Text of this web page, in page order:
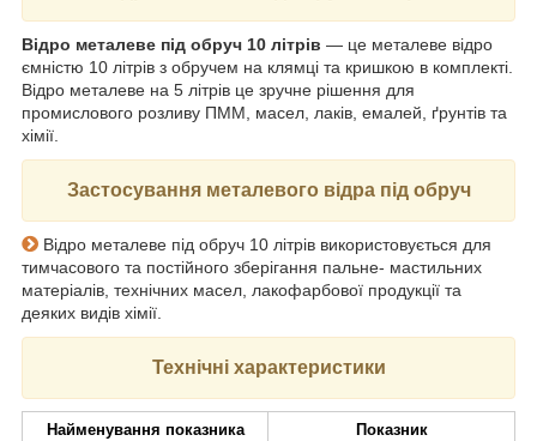
Відро металеве під обруч 10 літрів — це металеве відро
ємністю 10 літрів з обручем на клямці та кришкою в комплекті.
Відро металеве на 5 літрів це зручне рішення для
промислового розливу ПММ, масел, лаків, емалей, ґрунтів та
хімії.
Застосування металевого відра під обруч
Відро металеве під обруч 10 літрів використовується для
тимчасового та постійного зберігання пальне- мастильних
матеріалів, технічних масел, лакофарбової продукції та
деяких видів хімії.
Технічні характеристики
Найменування показника Показник